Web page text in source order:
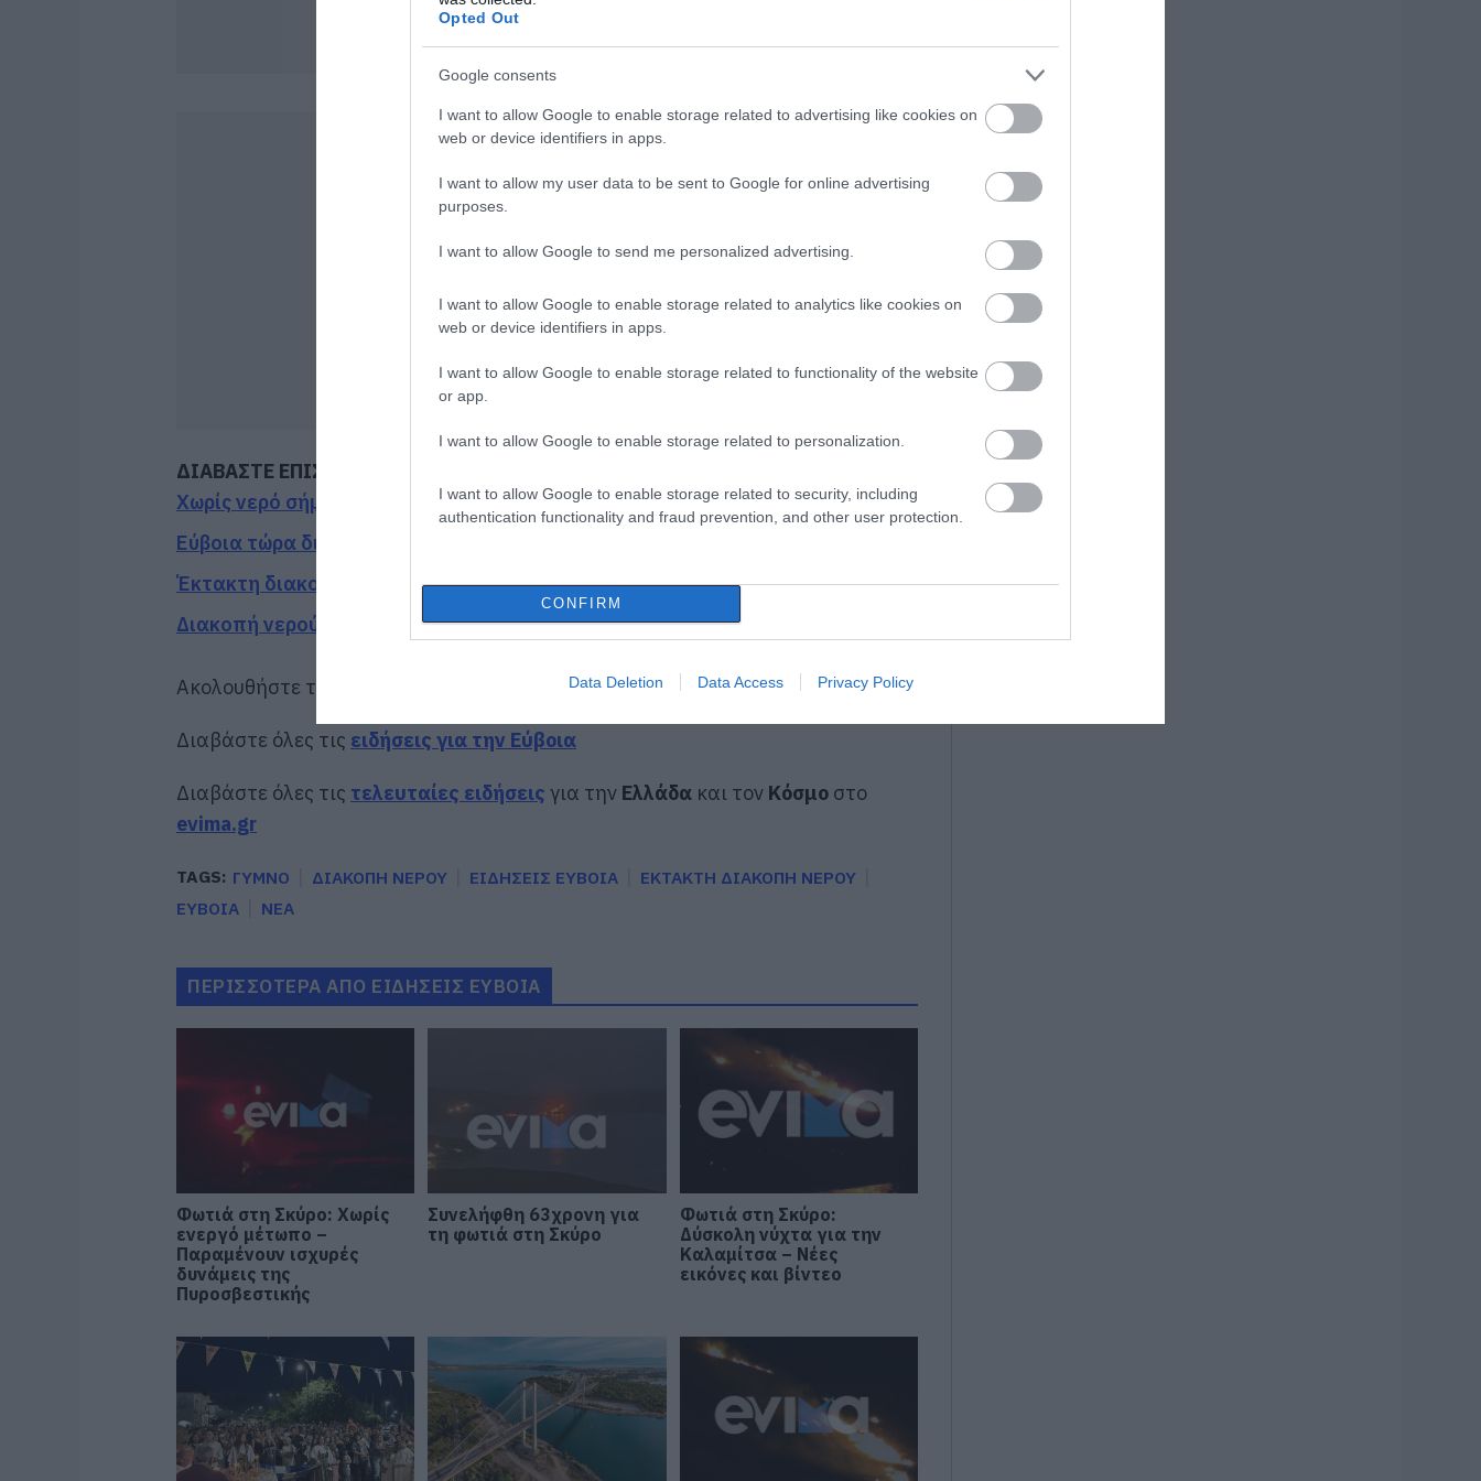
Opted Out
Google consents
I want to allow Google to enable storage related to advertising like cookies on
web or device identifiers in apps.
I want to allow my user data to be sent to Google for online advertising
purposes.
I want to allow Google to send me personalized advertising.
I want to allow Google to enable storage related to analytics like cookies on
web or device identifiers in apps.
I want to allow Google to enable storage related to functionality of the website
or app.
I want to allow Google to enable storage related to personalization.
I want to allow Google to enable storage related to security, including
authentication functionality and fraud prevention, and other user protection.
CONFIRM
Data Deletion Data Access Privacy Policy
ΔΙΑΒΑΣΤΕ ΕΠΙΣΗΣ
Χωρίς νερό σήμερα αυτές οι περιοχές της Εύβοιας
Εύβοια τώρα διακοπή νερού σε αυτή την περιοχή της Αμαρύνθου
Έκτακτη διακοπή νερού τώρα σε μεγάλη περιοχή της Εύβοιας
Διακοπή νερού αύριο Πέμπτη (6/8) σε τρεις μεγάλες περιοχές της Εύβοιας
Ακολουθήστε το evima.gr στο Google News
Διαβάστε όλες τις ειδήσεις για την Εύβοια
Διαβάστε όλες τις τελευταίες ειδήσεις για την Ελλάδα και τον Κόσμο στο
evima.gr
TAGS: ΓΥΜΝΟ ΔΙΑΚΟΠΗ ΝΕΡΟΥ ΕΙΔΗΣΕΙΣ ΕΥΒΟΙΑ
ΕΚΤΑΚΤΗ ΔΙΑΚΟΠΗ ΝΕΡΟΥ
ΕΥΒΟΙΑ
ΝΕΑ
ΠΕΡΙΣΣΟΤΕΡΑ ΑΠΟ ΕΙΔΗΣΕΙΣ ΕΥΒΟΙΑ
Φωτιά στη Σκύρο: Χωρίς
ενεργό μέτωπο –
Παραμένουν ισχυρές
δυνάμεις της
Πυροσβεστικής
Συνελήφθη 63χρονη για
τη φωτιά στη Σκύρο
Φωτιά στη Σκύρο:
Δύσκολη νύχτα για την
Καλαμίτσα – Νέες
εικόνες και βίντεο
06.08.2026 | 19:40
Φωτιά στη Σκύρο:
Συνεχίζει να καίει
συγκλονιστική
μαρτυρία – Νέες
εικόνες και βίντεο
06.08.2026 | 19:40
έργο αξίας
2.425.000€ στην
06.08.2026 | 19:20